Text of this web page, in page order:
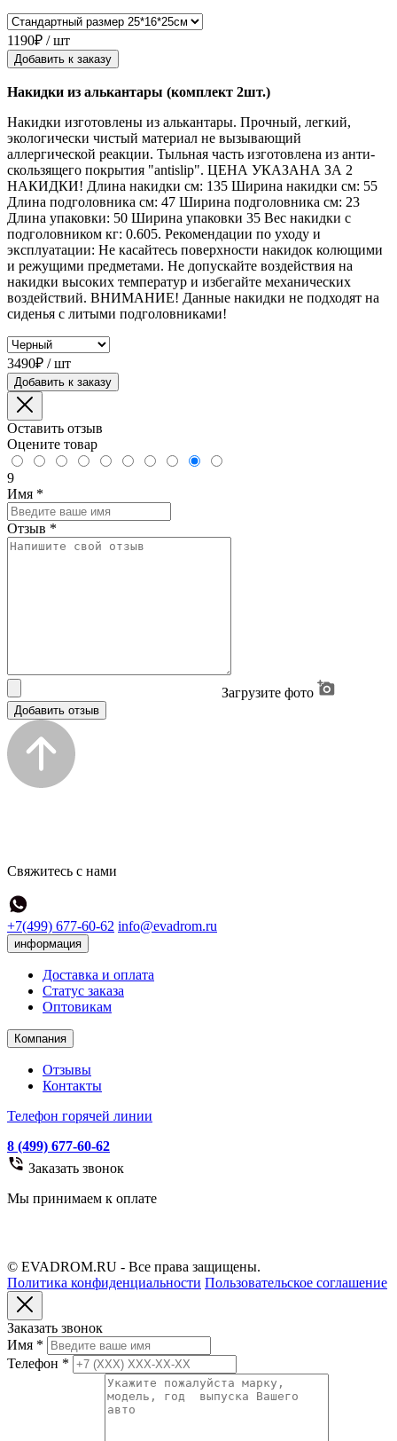
1190₽ / шт
Добавить к заказу
Накидки из алькантары (комплект 2шт.)
Накидки изготовлены из алькантары. Прочный, легкий,
экологически чистый материал не вызывающий
аллергической реакции. Тыльная часть изготовлена из анти-
скользящего покрытия "antislip". ЦЕНА УКАЗАНА ЗА 2
НАКИДКИ! Длина накидки см: 135 Ширина накидки см: 55
Длина подголовника см: 47 Ширина подголовника см: 23
Длина упаковки: 50 Ширина упаковки 35 Вес накидки с
подголовником кг: 0.605. Рекомендации по уходу и
эксплуатации: Не касайтесь поверхности накидок колющими
и режущими предметами. Не допускайте воздействия на
накидки высоких температур и избегайте механических
воздействий. ВНИМАНИЕ! Данные накидки не подходят на
сиденья с литыми подголовниками!
3490₽ / шт
Добавить к заказу
Оставить отзыв
Оцените товар
9
Имя *
Отзыв *
Загрузите фото
Добавить отзыв
Свяжитесь с нами
+7(499) 677-60-62 info@evadrom.ru
информация
Доставка и оплата
Статус заказа
Оптовикам
Компания
Отзывы
Контакты
Телефон горячей линии
8 (499) 677-60-62
Заказать звонок
Мы принимаем к оплате
© EVADROM.RU - Все права защищены.
Политика конфиденциальности Пользовательское соглашение
Заказать звонок
Имя *
Телефон *